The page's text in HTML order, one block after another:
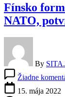
Fínsko
NATO,
By
Žiadne
15. mája 2022